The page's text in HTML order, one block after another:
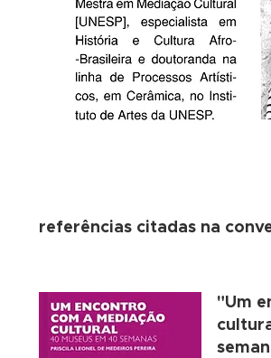
referências citadas na
"Um